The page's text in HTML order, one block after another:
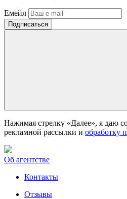
Емейл
Нажимая стрелку «Далее», я даю
рекламной рассылки и обработку
Об агентстве
Контакты
Отзывы